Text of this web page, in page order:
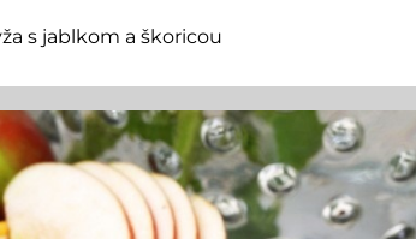
s jablkom a škoricou